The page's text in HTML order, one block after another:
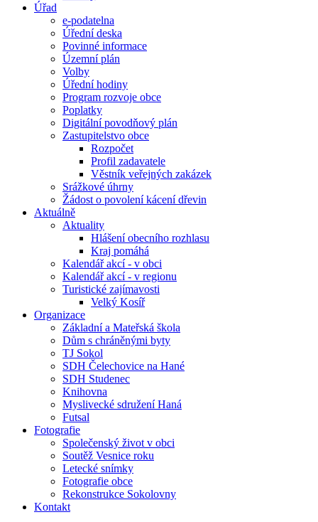
Úřad
e-podatelna
Úřední deska
Povinné informace
Územní plán
Volby
Úřední hodiny
Program rozvoje obce
Poplatky
Digitální povodňový plán
Zastupitelstvo obce
Rozpočet
Profil zadavatele
Věstník veřejných zakázek
Srážkové úhrny
Žádost o povolení kácení dřevin
Aktuálně
Aktuality
Hlášení obecního rozhlasu
Kraj pomáhá
Kalendář akcí - v obci
Kalendář akcí - v regionu
Turistické zajímavosti
Velký Kosíř
Organizace
Základní a Mateřská škola
Dům s chráněnými byty
TJ Sokol
SDH Čelechovice na Hané
SDH Studenec
Knihovna
Myslivecké sdružení Haná
Futsal
Fotografie
Společenský život v obci
Soutěž Vesnice roku
Letecké snímky
Fotografie obce
Rekonstrukce Sokolovny
Kontakt